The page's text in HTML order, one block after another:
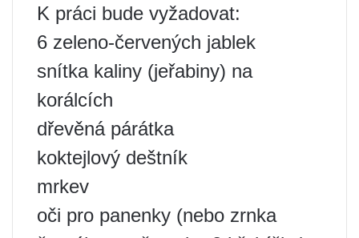
K práci bude vyžadovat:
6 zeleno-červených jablek
snítka kaliny (jeřabiny) na
korálcích
dřevěná párátka
koktejlový deštník
mrkev
oči pro panenky (nebo zrnka